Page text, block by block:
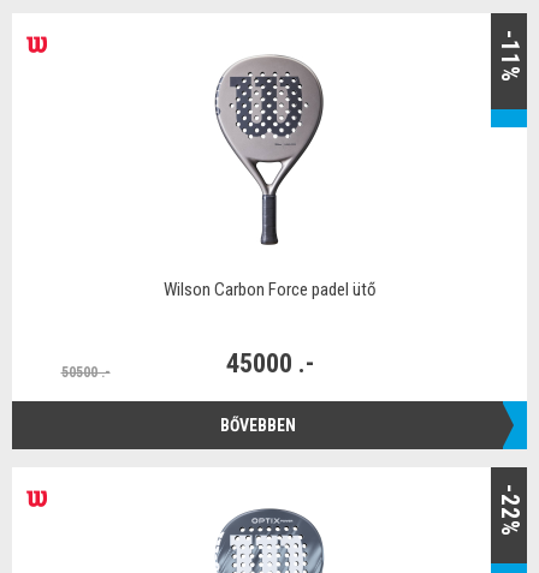
-11%
Wilson Carbon Force padel ütő
50500 .- 45000 .-
BŐVEBBEN
-22%